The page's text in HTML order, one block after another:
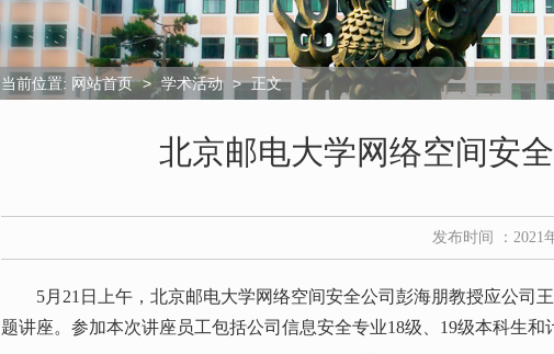
当前位置: 网站首页 > 学术活动 > 正文
北京邮电大学网络空间安
发布时间 ：2021
5月21日上午，北京邮电大学网络空间安全公司彭海朋教授应公司
题讲座。参加本次讲座员工包括公司信息安全专业18级、19级本科生和